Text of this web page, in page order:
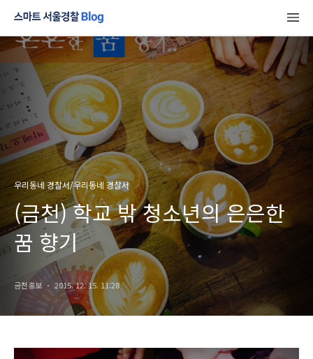
우리동네 경찰서/우리동네 경찰서
(금천) 학교 밖 청소년의 은은한
꿈 향기
금천홍보 2015. 12. 15. 11:28